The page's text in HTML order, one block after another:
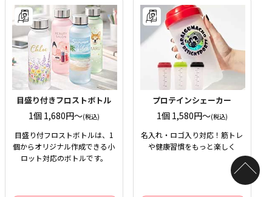
目盛り付きフロストボトル
1個 1,680円〜(税込)
目盛り付フロストボトルは、1
個からオリジナル作成できる小
ロット対応のボトルです。
プロテインシェーカー
1個 1,580円〜(税込)
名入れ・ロゴ入り対応！筋トレ
や健康習慣をもっと楽しく